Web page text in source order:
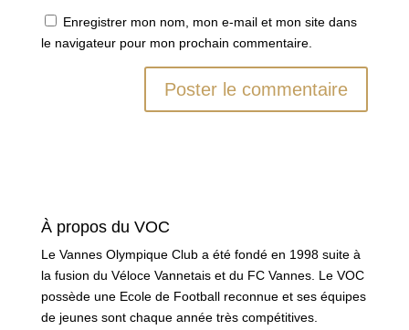
Enregistrer mon nom, mon e-mail et mon site dans
le navigateur pour mon prochain commentaire.
À propos du VOC
Le Vannes Olympique Club a été fondé en 1998 suite à
la fusion du Véloce Vannetais et du FC Vannes. Le VOC
possède une Ecole de Football reconnue et ses équipes
de jeunes sont chaque année très compétitives.